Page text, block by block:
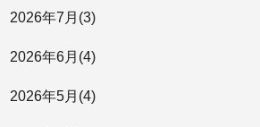
2026年7月 (3)
2026年6月 (4)
2026年5月 (4)